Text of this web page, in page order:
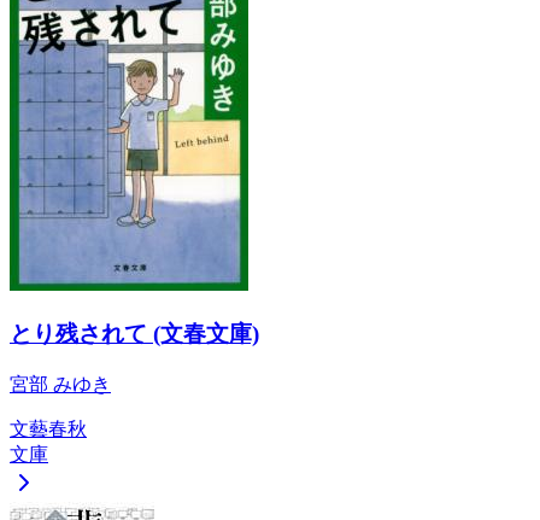
とり残されて (文春文庫)
宮部 みゆき
文藝春秋
文庫